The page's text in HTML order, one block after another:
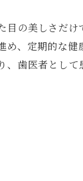
の美しさだ
、定期的な
歯医者とし